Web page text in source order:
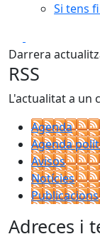
Si tens
Darrera
RSS
L'actualitat a un
Agenda
Agenda
Avisos
Notícies
Publicacions
Adreces i